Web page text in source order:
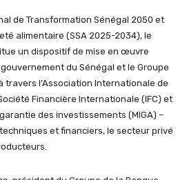
de Transformation Sénégal 2050 et
alimentaire (SSA 2025-2034), le
un dispositif de mise en œuvre
du Sénégal et le Groupe
travers l’Association Internationale de
Financière Internationale (IFC) et
des investissements (MIGA) –
et financiers, le secteur privé